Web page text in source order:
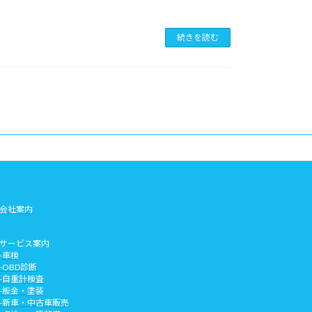
続きを読む
会社案内
サービス案内
-車検
-OBD診断
-自重計検査
-板金・塗装
-新車・中古車販売